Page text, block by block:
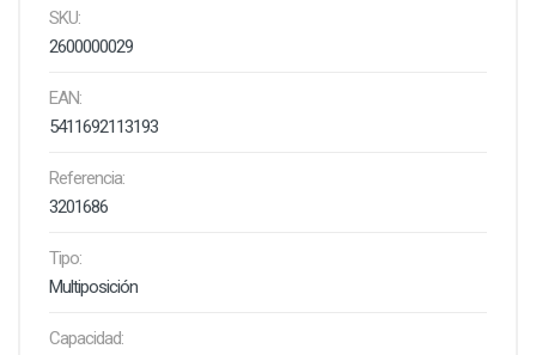
SKU:
2600000029
EAN:
5411692113193
Referencia:
3201686
Tipo:
Multiposición
Capacidad: